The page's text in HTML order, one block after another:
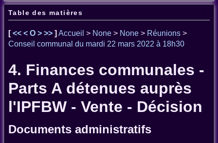
Table des matières
[<< < O > >> ] Accueil > None > None > Réunions >
Conseil communal du mardi 22 mars 2022 à 18h30
4. Finances communales -
Parts A détenues auprès
l'IPFBW - Vente - Décision
Documents administratifs